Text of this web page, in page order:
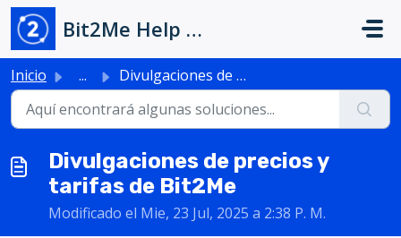
Saltar al contenido principal
Bit2Me Help Center
Inicio ... Divulgaciones de precios y tarifas de Bit2Me
Divulgaciones de precios y
tarifas de Bit2Me
Modificado el Mie, 23 Jul, 2025 a 2:38 P. M.